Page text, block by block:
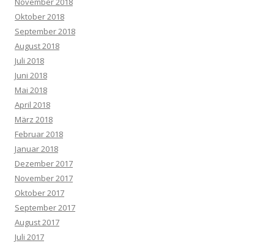
Oktober 2018
September 2018
August 2018
Juli 2018
Juni 2018
Mai 2018
April 2018
März 2018
Februar 2018
Januar 2018
Dezember 2017
November 2017
Oktober 2017
September 2017
August 2017
Juli 2017